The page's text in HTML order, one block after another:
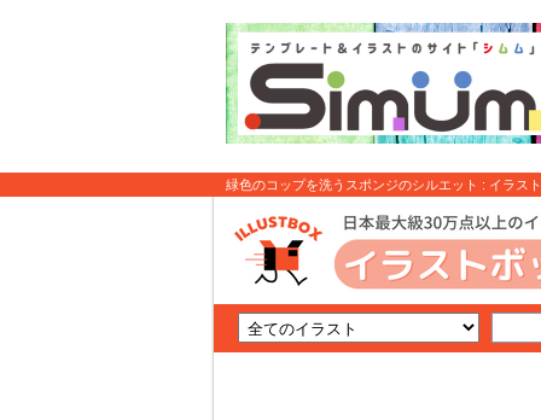
緑色のコップを洗うスポンジのシルエット : イラス